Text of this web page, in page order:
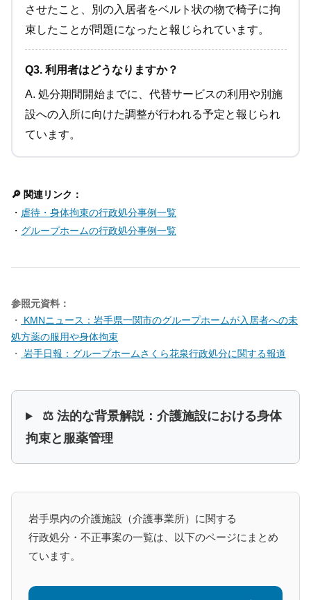
させたこと、別の入居者をベルト状の物で椅子に拘
束したことが問題になったと報じられています。
Q3. 利用者はどうなりますか？
A. 処分期間開始までに、代替サービスの利用や別施
設への入所に向けた調整が行われる予定と報じられ
ています。
🔎 関連リンク：
・ 虐待・身体拘束の行政処分事例一覧
・ グループホームの行政処分事例一覧
参照元資料：
・
KMNニュース：岩手県一関市のグループホームが入居者への未
処方薬の服用や身体拘束
・
岩手日報：グループホームさくら花泉行政処分に関する報道
⚖️ 法的な背景解説：介護施設における身体
拘束と服薬管理
岩手県内の介護施設（介護事業所）に関する
行政処分・不正事案の一覧は、以下のページにまとめ
ています。